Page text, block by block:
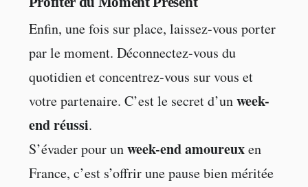
Enfin, une fois sur place, laissez-vous porter
par le moment. Déconnectez-vous du
quotidien et concentrez-vous sur vous et
votre partenaire. C’est le secret d’unweek-
end réussi.
S’évader pour unweek-end amoureuxen
France, c’est s’offrir une pause bien méritée